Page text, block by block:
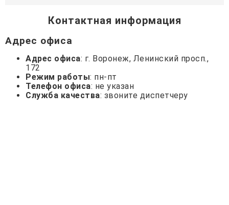
Контактная информация
Адрес офиса
Адрес офиса: г. Воронеж, Ленинский просп.,
172
Режим работы: пн-пт
Телефон офиса: не указан
Служба качества: звоните диспетчеру